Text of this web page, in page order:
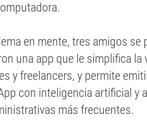
en mente, tres amigos se
una app que le simplifica la
y freelancers, y permite
con inteligencia artificial y
más frecuentes.